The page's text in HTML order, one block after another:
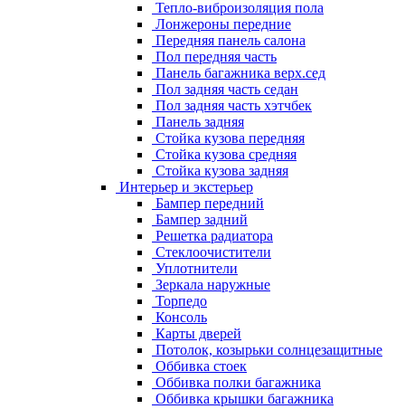
Тепло-виброизоляция пола
Лонжероны передние
Передняя панель салона
Пол передняя часть
Панель багажника верх.сед
Пол задняя часть седан
Пол задняя часть хэтчбек
Панель задняя
Стойка кузова передняя
Стойка кузова средняя
Стойка кузова задняя
Интерьер и экстерьер
Бампер передний
Бампер задний
Решетка радиатора
Стеклоочистители
Уплотнители
Зеркала наружные
Торпедо
Консоль
Карты дверей
Потолок, козырьки солнцезащитные
Оббивка стоек
Оббивка полки багажника
Оббивка крышки багажника